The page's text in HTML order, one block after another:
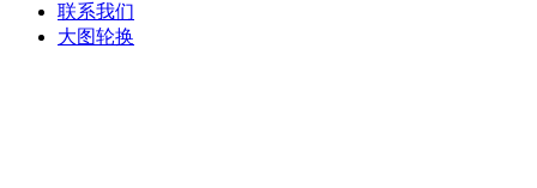
联系我们
大图轮换